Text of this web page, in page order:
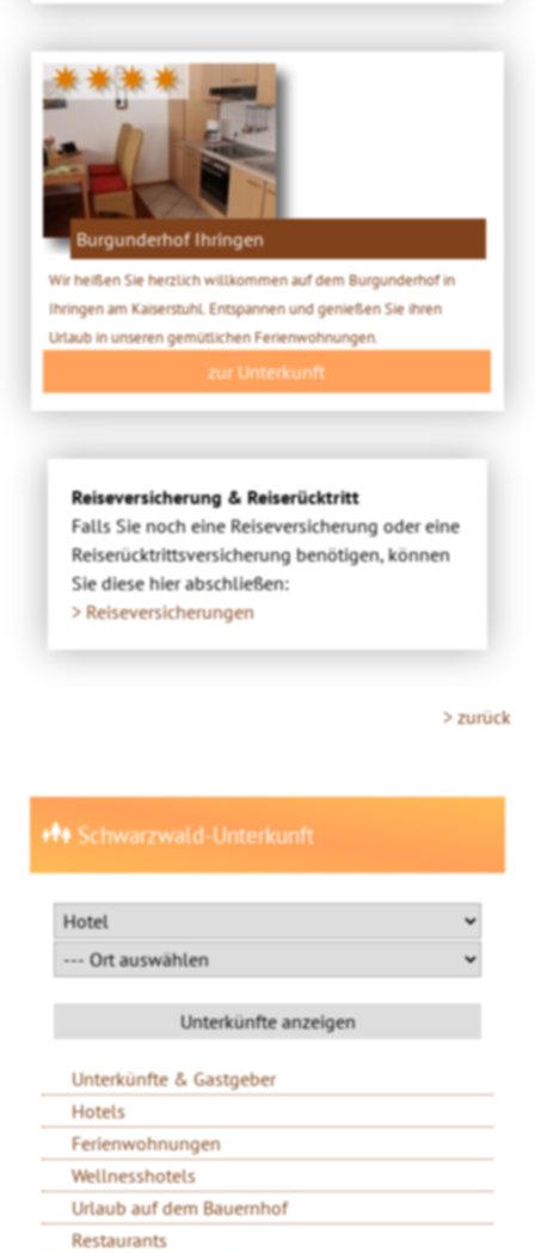
✷✷✷✷
Burgunderhof Ihringen
Wir heißen Sie herzlich willkommen auf dem Burgunderhof in
Ihringen am Kaiserstuhl. Entspannen und genießen Sie ihren
Urlaub in unseren gemütlichen Ferienwohnungen.
zur Unterkunft
Reiseversicherung & Reiserücktritt
Falls Sie noch eine Reiseversicherung oder eine
Reiserücktrittsversicherung benötigen, können
Sie diese hier abschließen:
> Reiseversicherungen
> zurück
Schwarzwald-Unterkunft
Unterkünfte & Gastgeber
Hotels
Ferienwohnungen
Wellnesshotels
Urlaub auf dem Bauernhof
Restaurants